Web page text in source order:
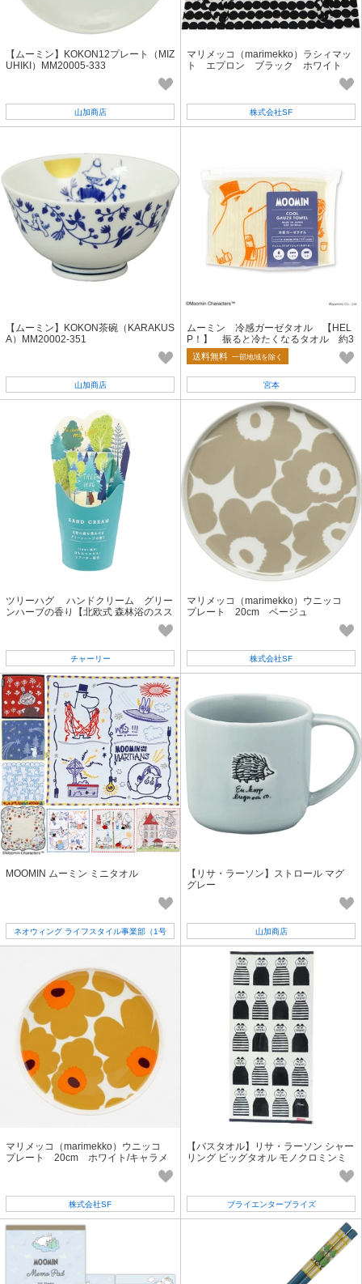
【ムーミン】KOKON12プレート（MIZ
UHIKI）MM20005-333
山加商店
マリメッコ（marimekko）ラシィマッ
ト エプロン ブラック ホワイト
株式会社SF
【ムーミン】KOKON茶碗（KARAKUS
A）MM20002-351
山加商店
ムーミン 冷感ガーゼタオル 【HEL
P！】 振ると冷たくなるタオル 約3
4×90cm
送料無料 一部地域を除く
宮本
ツリーハグ ハンドクリーム グリー
ンハーブの香り【北欧式 森林浴のスス
チャーリー
マリメッコ（marimekko）ウニッコ
プレート 20cm ベージュ
株式会社SF
MOOMIN ムーミン ミニタオル
ネオウィング ライフスタイル事業部（1号
店）
【リサ・ラーソン】ストロール マグ
グレー
山加商店
マリメッコ（marimekko）ウニッコ
プレート 20cm ホワイト/キャラメ
株式会社SF
【バスタオル】リサ・ラーソン シャー
リング ビッグタオル モノクロミンミ
ブライエンタープライズ